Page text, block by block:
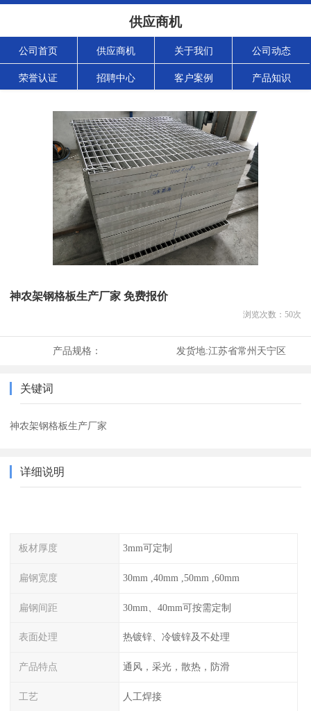
供应商机
公司首页 供应商机 关于我们 公司动态
荣誉认证 招聘中心 客户案例 产品知识
神农架钢格板生产厂家 免费报价
浏览次数： 50次
产品规格： 发货地:江苏省常州天宁区
关键词
神农架钢格板生产厂家
详细说明
板材厚度 3mm可定制
扁钢宽度 30mm ,40mm ,50mm ,60mm
扁钢间距 30mm、40mm可按需定制
表面处理 热镀锌、冷镀锌及不处理
产品特点 通风，采光，散热，防滑
工艺 人工焊接